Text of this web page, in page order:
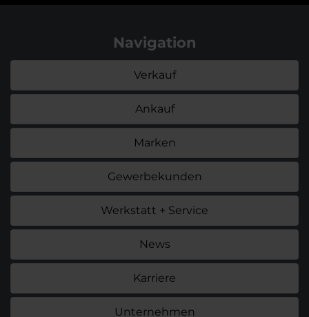
Navigation
Verkauf
Ankauf
Marken
Gewerbekunden
Werkstatt + Service
News
Karriere
Unternehmen